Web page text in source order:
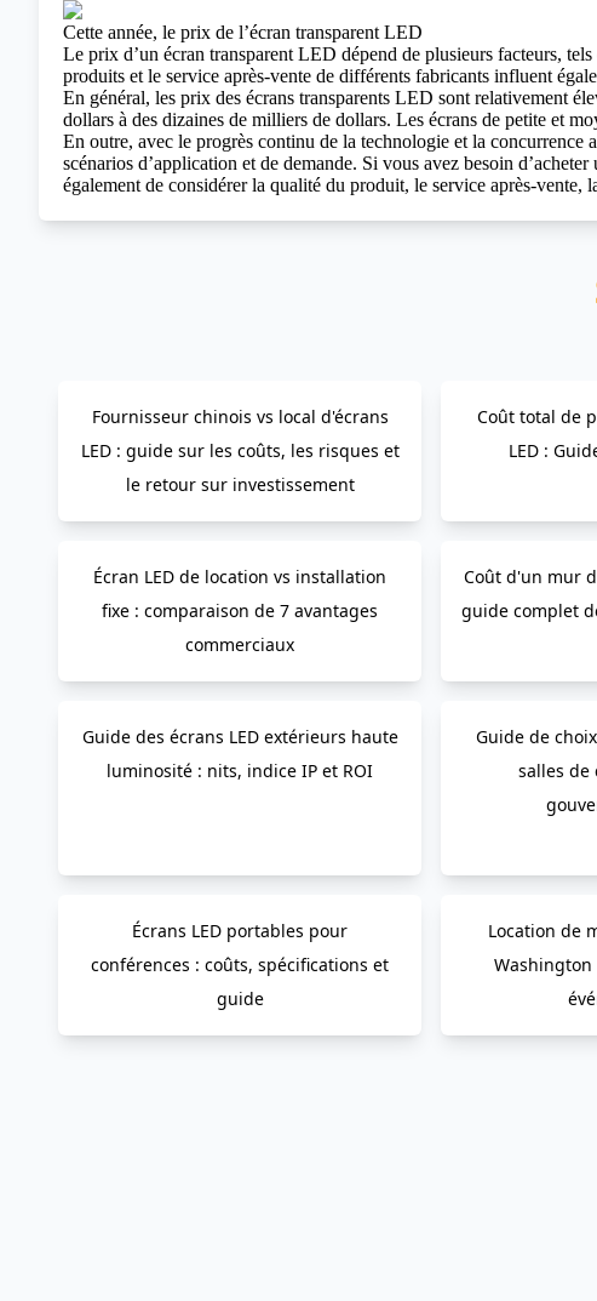
Cette année, le prix de l’écran transparent LED
Le prix d’un écran transparent LED dépend de plusieurs facteurs,
produits et le service après-vente de différents fabricants influent
En général, les prix des écrans transparents LED sont relativement
dollars à des dizaines de milliers de dollars. Les écrans de petite et
En outre, avec le progrès continu de la technologie et la concurrence
scénarios d’application et de demande. Si vous avez besoin
également de considérer la qualité du produit, le service après-vente,
Fournisseur chinois vs local d'écrans
LED : guide sur les coûts, les risques et
le retour sur investissement
Coût total de
LED :
Écran LED de location vs installation
fixe : comparaison de 7 avantages
commerciaux
Coût d'un mur
guide complet
Guide des écrans LED extérieurs haute
luminosité : nits, indice IP et ROI
Guide de
salles de
Écrans LED portables pour
conférences : coûts, spécifications et
guide
Location de
Washington